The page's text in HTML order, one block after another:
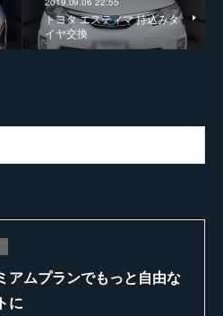
トヨタ エスティマ 持込みタ
イヤ交換
アムプランでもっと自由な
に